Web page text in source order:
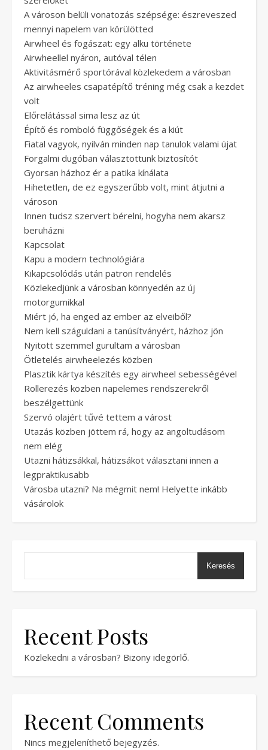
A városon belüli vonatozás szépsége: észreveszed
mennyi napelem van körülötted
Airwheel és fogászat: egy alku története
Airwheellel nyáron, autóval télen
Aktivitásmérő sportórával közlekedem a városban
Az airwheeles csapatépítő tréning még csak a kezdet
volt
Előrelátással sima lesz az út
Építő és romboló függőségek és a kiút
Fiatal vagyok, nyilván minden nap tanulok valami újat
Forgalmi dugóban választottunk biztosítót
Gyorsan házhoz ér a patika kínálata
Hihetetlen, de ez egyszerűbb volt, mint átjutni a
városon
Innen tudsz szervert bérelni, hogyha nem akarsz
beruházni
Kapcsolat
Kapu a modern technológiára
Kikapcsolódás után patron rendelés
Közlekedjünk a városban könnyedén az új
motorgumikkal
Miért jó, ha enged az ember az elveiből?
Nem kell száguldani a tanúsítványért, házhoz jön
Nyitott szemmel gurultam a városban
Ötletelés airwheelezés közben
Plasztik kártya készítés egy airwheel sebességével
Rollerezés közben napelemes rendszerekről
beszélgettünk
Szervó olajért tűvé tettem a várost
Utazás közben jöttem rá, hogy az angoltudásom
nem elég
Utazni hátizsákkal, hátizsákot választani innen a
legpraktikusabb
Városba utazni? Na mégmit nem! Helyette inkább
vásárolok
Keresés
Recent Posts
Közlekedni a városban? Bizony idegörlő.
Recent Comments
Nincs megjeleníthető bejegyzés.